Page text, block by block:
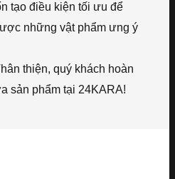
tạo điều kiện tối ưu để
những vật phẩm ưng ý
thiện, quý khách hoàn
sản phẩm tại 24KARA!